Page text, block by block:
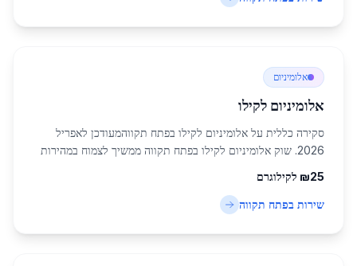
אלומיניום
אלומיניום לקילו
סקירה כללית על אלומיניום לקילו בפתח תקווהמעודכן לאפריל
2026. שוק אלומיניום לקילו בפתח תקווה ממשיך לצמוח במהירות
כ-247,956 תושבים שמזינה ביקוש גבוה למ...
₪25 לקילוגרם
שירות בפתח תקווה